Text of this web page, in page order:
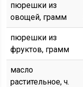
пюрешки из
овощей, грамм
пюрешки из
фруктов, грамм
масло
растительное, ч.